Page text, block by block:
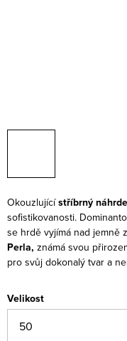
Okouzlujícístříbrný
sofistikovanosti.
se hrdě vyjímá nad jemně
Perla, známá svou
pro svůj dokonalý tvar a
Velikost